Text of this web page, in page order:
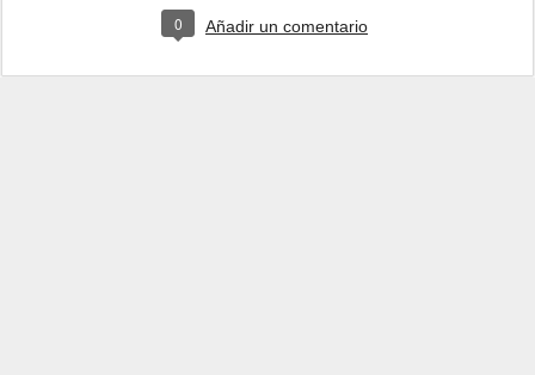
0 Añadir un comentario